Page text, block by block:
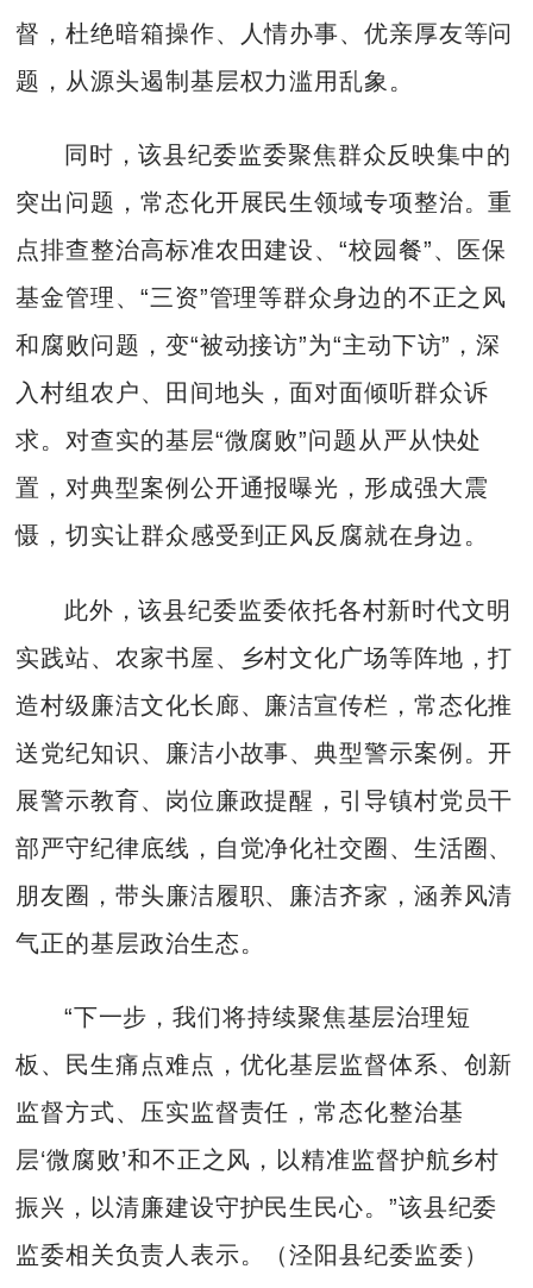
督，杜绝暗箱操作、人情办事、优亲厚友等问
题，从源头遏制基层权力滥用乱象。
同时，该县纪委监委聚焦群众反映集中的
突出问题，常态化开展民生领域专项整治。重
点排查整治高标准农田建设、“校园餐”、医保
基金管理、“三资”管理等群众身边的不正之风
和腐败问题，变“被动接访”为“主动下访”，深
入村组农户、田间地头，面对面倾听群众诉
求。对查实的基层“微腐败”问题从严从快处
置，对典型案例公开通报曝光，形成强大震
慑，切实让群众感受到正风反腐就在身边。
此外，该县纪委监委依托各村新时代文明
实践站、农家书屋、乡村文化广场等阵地，打
造村级廉洁文化长廊、廉洁宣传栏，常态化推
送党纪知识、廉洁小故事、典型警示案例。开
展警示教育、岗位廉政提醒，引导镇村党员干
部严守纪律底线，自觉净化社交圈、生活圈、
朋友圈，带头廉洁履职、廉洁齐家，涵养风清
气正的基层政治生态。
“下一步，我们将持续聚焦基层治理短
板、民生痛点难点，优化基层监督体系、创新
监督方式、压实监督责任，常态化整治基
层‘微腐败’和不正之风，以精准监督护航乡村
振兴，以清廉建设守护民生民心。”该县纪委
监委相关负责人表示。（泾阳县纪委监委）